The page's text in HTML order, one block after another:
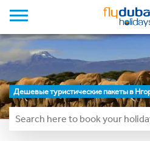
Дешевые туристические пакеты в